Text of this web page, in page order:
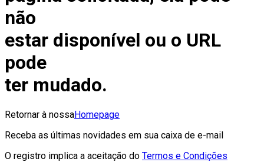
não
estar disponível ou o URL
pode
ter mudado.
Retornar à nossaHomepage
Receba as últimas novidades em sua caixa de e-mail
O registro implica a aceitação do Termos e Condições